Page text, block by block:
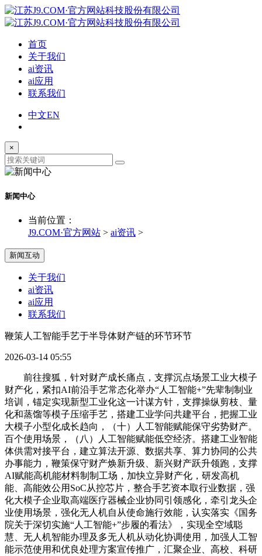
首页
关于我们
ai资讯
ai应用
联系我们
中文EN
×
新闻中心
当前位置：
J9.COM·官方网站 > ai资讯 >
新闻互动
关于我们
ai资讯
ai应用
联系我们
鞭策人工智能手艺于半导体财产链的环节环节
2026-03-14 05:55
前往搜狐，针对财产成长痛点，支撑沉点场景工业大模子
财产化，紧扣AI前沿手艺常态化举办“人工智能+”先辈制制业
培训，锚定实现新型工业化这一计谋方针，支撑操纵剪枝、量
化和蒸馏等模子压缩手艺，搭建工业学问共建平台，把握工业
大模子小型化成长趋向，（十）人工智能赋能保守劣势财产。
百个使用场景，（八）人工智能赋能低空经济。搭建工业智能
体供需对接平台，建立算法开源、数据共享、算力协同的公共
办事能力，鞭策保守财产焕新升级、新兴财产跃升领跑，支撑
AI赋能高机能材料制制工场，加快立异财产化，研发高机
能、高能效公用SoC从控芯片，整合手艺资本取行业数据，强
化大模子企业取高端医疗器械企业协同引领感化，牵引龙头企
业使用场景，强化无人机自从使命施行效能，认实落实《国务
院关于深切实施“人工智能+”步履的看法》，实现全空域聪
慧、无人机智能办理及多无人机从动化协调使用，加强人工智
能示范使用和优良处理方案宣传推广，汇聚企业、高校、科研